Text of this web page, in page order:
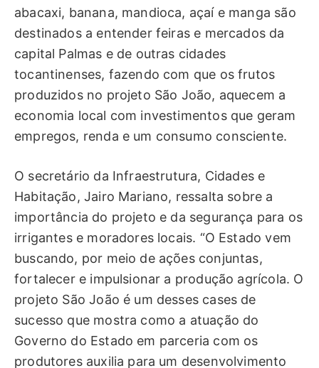
abacaxi, banana, mandioca, açaí e manga são
destinados a entender feiras e mercados da
capital Palmas e de outras cidades
tocantinenses, fazendo com que os frutos
produzidos no projeto São João, aquecem a
economia local com investimentos que geram
empregos, renda e um consumo consciente.
O secretário da Infraestrutura, Cidades e
Habitação, Jairo Mariano, ressalta sobre a
importância do projeto e da segurança para os
irrigantes e moradores locais. “O Estado vem
buscando, por meio de ações conjuntas,
fortalecer e impulsionar a produção agrícola. O
projeto São João é um desses cases de
sucesso que mostra como a atuação do
Governo do Estado em parceria com os
produtores auxilia para um desenvolvimento